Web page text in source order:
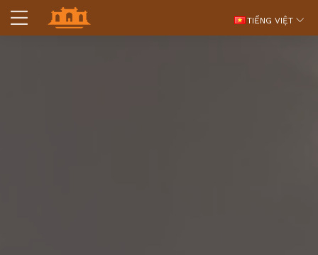
TIẾNG VIỆT